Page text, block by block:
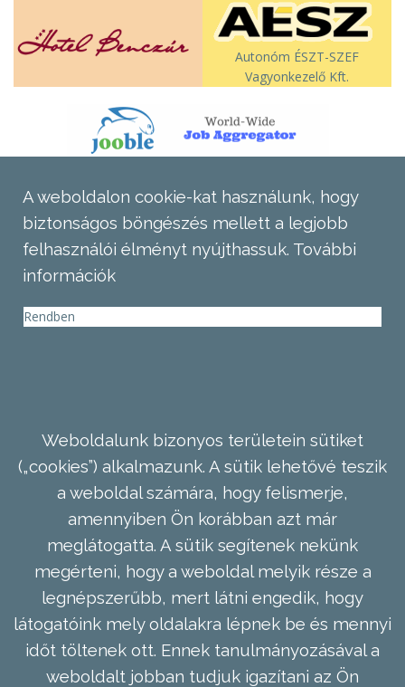
Autonóm ÉSZT-SZEF
Vagyonkezelő Kft.
A weboldalon cookie-kat használunk, hogy
biztonságos böngészés mellett a legjobb
felhasználói élményt nyújthassuk. További
információk
Rendben
Weboldalunk bizonyos területein sütiket
(„cookies”) alkalmazunk. A sütik lehetővé teszik
a weboldal számára, hogy felismerje,
amennyiben Ön korábban azt már
meglátogatta. A sütik segítenek nekünk
megérteni, hogy a weboldal melyik része a
legnépszerűbb, mert látni engedik, hogy
látogatóink mely oldalakra lépnek be és mennyi
időt töltenek ott. Ennek tanulmányozásával a
weboldalt jobban tudjuk igazítani az Ön